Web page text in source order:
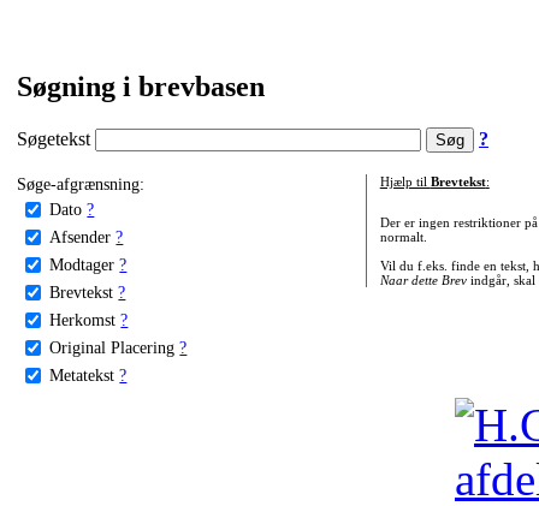
Søgning i brevbasen
Søgetekst ?
Søge-afgrænsning:
Dato ?
Afsender ?
Modtager ?
Brevtekst ?
Herkomst ?
Original Placering ?
Metatekst ?
Hjælp til Brevtekst:
Der er ingen restriktioner
normalt.
Vil du f.eks. finde en tekst,
Naar dette Brevindgår, skal